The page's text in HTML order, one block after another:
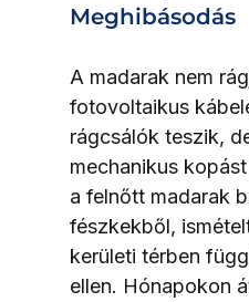
Meghibásodás
A madarak nem
fotovoltaikus
rágcsálók teszik,
mechanikus
a felnőtt madarak
fészkekből,
kerületi térben
ellen. Hónapokon